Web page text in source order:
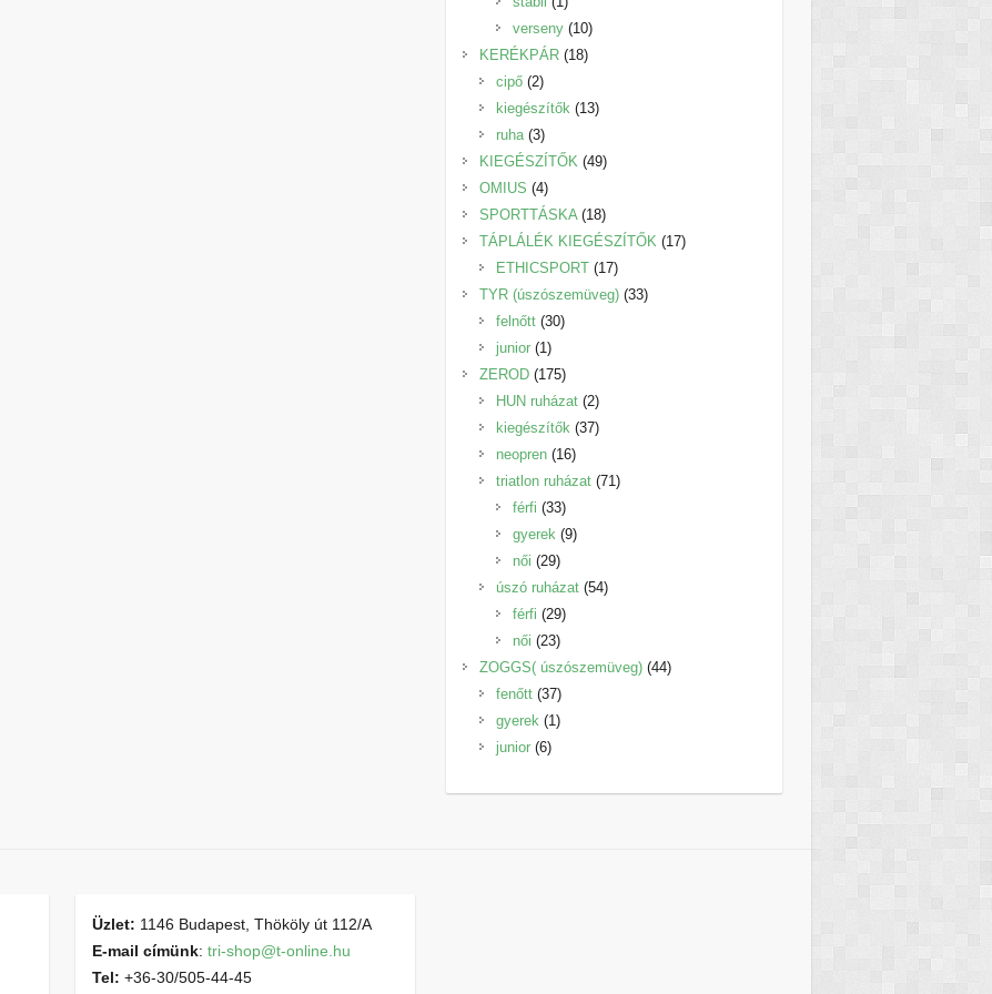
termék
verseny 1010
termék
KERÉKPÁR 1818
cipő 22
termék
kiegészítők 1313
ruha 33
termék
KIEGÉSZÍTŐK 4949
OMIUS 44
termék
SPORTTÁSKA 1818
termék
TÁPLÁLÉK KIEGÉSZÍTŐK 1717
ETHICSPORT 1717
termék
TYR (úszószemüveg) 3333
felnőtt 3030
junior 11
termék
ZEROD 175175
termék
HUN ruházat 22
termék
kiegészítők 3737
neopren 1616
termék
triatlon ruházat 7171
férfi 3333
termék
gyerek 99
női 2929
termék
úszó ruházat 5454
férfi 2929
női 2323
termék
ZOGGS( úszószemüveg) 4444
fenőtt 3737
termék
gyerek 11
junior 66
Üzlet: 1146 Budapest, Thököly út 112/A
E-mail címünk:tri-shop@t-online.hu
Tel: +36-30/505-44-45